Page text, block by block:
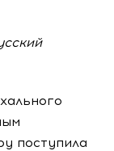
поступила